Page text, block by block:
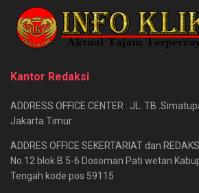
Kantor Redaksi
ADDRESS OFFICE CENTER : JL. TB
Jakarta Timur
ADDRES OFFICE SEKERTARIAT dan
No.12 blok B 5-6 Dosoman Pati wetan
Tengah kode pos 59115